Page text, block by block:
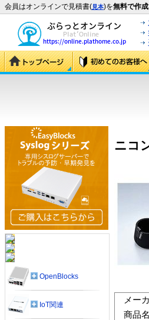
会員はオンラインで見積書(見本)を無料で作成
ニコ
メー
商品名
OpenBlocks
IoT関連